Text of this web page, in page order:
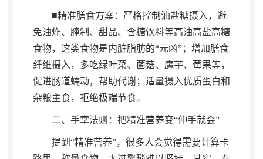
■精准膳食方案：严格控制油盐糖摄入 ， 避
免油炸、腌制、甜品、含糖饮料等高油高盐高糖
食物，这类食物是内脏脂肪的“元凶”； 增加膳食
纤维摄入，多吃绿叶菜、菌菇、魔芋、莓果等，
促进肠道蠕动，帮助代谢； 适量摄入优质蛋白和
杂粮主食，拒绝极端节食。
二、手掌法则：把精准营养变“伸手就会”
提到“精准营养”， 很多人会觉得需要计算卡